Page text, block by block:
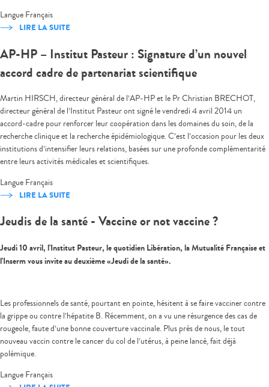
Langue Français
LIRE LA SUITE
AP-HP – Institut Pasteur : Signature d’un nouvel
accord cadre de partenariat scientifique
Martin HIRSCH, directeur général de l’AP-HP et le Pr Christian BRECHOT,
directeur général de l’Institut Pasteur ont signé le vendredi 4 avril 2014 un
accord-cadre pour renforcer leur coopération dans les domaines du soin, de la
recherche clinique et la recherche épidémiologique. C’est l’occasion pour les deux
institutions d’intensifier leurs relations, basées sur une profonde complémentarité
entre leurs activités médicales et scientifiques.
Langue Français
LIRE LA SUITE
Jeudis de la santé - Vaccine or not vaccine ?
Jeudi 10 avril, l'Institut Pasteur, le quotidien Libération, la Mutualité Française et
l'Inserm vous invite au deuxième «Jeudi de la santé».
Les professionnels de santé, pourtant en pointe, hésitent à se faire vacciner contre
la grippe ou contre l’hépatite B. Récemment, on a vu une résurgence des cas de
rougeole, faute d’une bonne couverture vaccinale. Plus près de nous, le tout
nouveau vaccin contre le cancer du col de l’utérus, à peine lancé, fait déjà
polémique.
Langue Français